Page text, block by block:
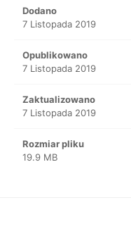
Dodano
7 Listopada 2019
Opublikowano
7 Listopada 2019
Zaktualizowano
7 Listopada 2019
Rozmiar pliku
19.9 MB